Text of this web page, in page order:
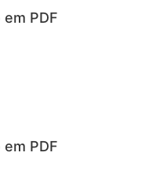
PDF
PDF